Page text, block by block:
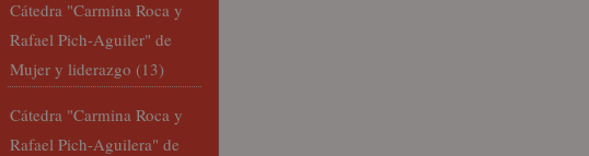
Cátedra "Carmina Roca y
Rafael Pich-Aguiler" de
Mujer y liderazgo (13)
Cátedra "Carmina Roca y
Rafael Pich-Aguilera" de